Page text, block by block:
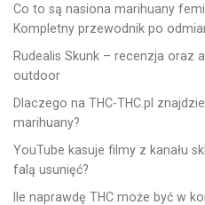
Co to są nasiona marihuany
Kompletny przewodnik po
Rudealis Skunk – recenzja oraz
outdoor
Dlaczego na THC-THC.pl
marihuany?
YouTube kasuje filmy z kanału
falą usunięć?
Ile naprawdę THC może być w